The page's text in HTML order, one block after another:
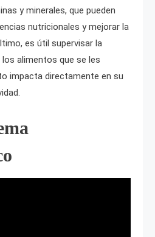
y minerales, que pueden
nutricionales y mejorar la
es útil supervisar la
alimentos que se les
impacta directamente en su